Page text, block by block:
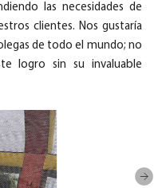
las necesidades de
clientes. Nos gustaría
de todo el mundo; no
logro sin su invaluable